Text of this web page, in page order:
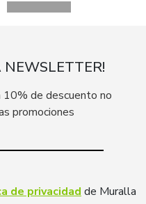
NEWSLETTER!
de descuento no
promociones
de privacidad de Muralla